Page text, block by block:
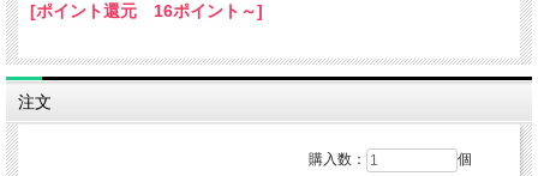
[ポイント還元 16ポイント～]
注文
購入数： 個